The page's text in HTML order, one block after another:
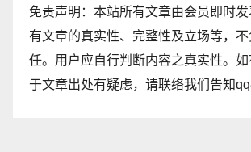
免责声明：本站所有文章由会员即时
有文章的真实性、完整性及立场等，
任。用户应自行判断内容之真实性。
于文章出处有疑虑，请联络我们告知